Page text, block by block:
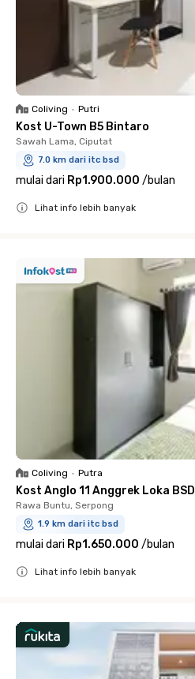
Coliving • Putri
Kost U-Town B5 Bintaro
Sawah Lama, Ciputat
7.0 km dari itc bsd
mulai dari Rp1.900.000 /bulan
Lihat info lebih banyak
Coliving • Putra
Kost Anglo 11 Anggrek Loka BSD
Rawa Buntu, Serpong
1.9 km dari itc bsd
mulai dari Rp1.650.000 /bulan
Lihat info lebih banyak